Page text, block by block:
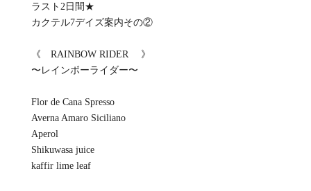
ラスト2日間★
カクテル7デイズ案内その②
《 RAINBOW RIDER 》
〜レインボーライダー〜
Flor de Cana Spresso
Averna Amaro Siciliano
Aperol
Shikuwasa juice
kaffir lime leaf